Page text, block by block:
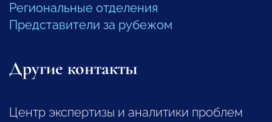
Региональные отделения
Представители за рубежом
Другие контакты
Центр экспертизы и аналитики проблем